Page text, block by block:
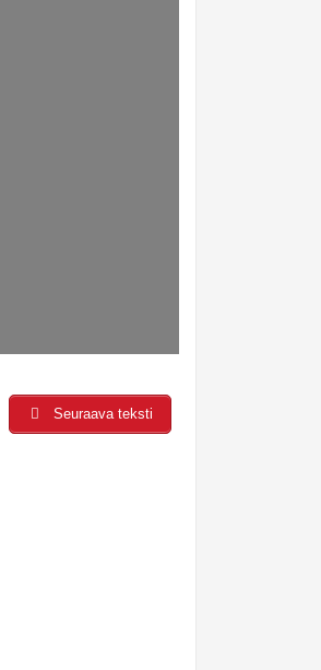
Seuraava teksti